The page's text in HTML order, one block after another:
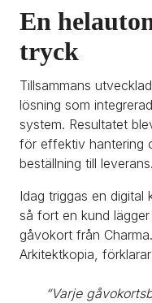
En
tryck
Tillsammans
lösning som
system. Resultatet
för effektiv hantering
beställning till leverans.
Idag triggas en digital
så fort en kund
gåvokort från
Arkitektkopia,
“Varje